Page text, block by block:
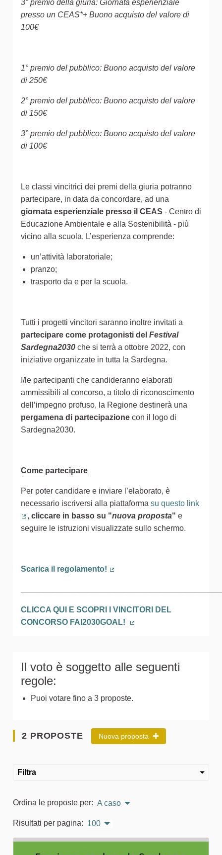
3° premio della giuria: Giornata esperienziale
presso un CEAS*+ Buono acquisto del valore di
100€
1° premio del pubblico: Buono acquisto del valore
di 250€
2° premio del pubblico: Buono acquisto del valore
di 150€
3° premio del pubblico: Buono acquisto del valore
di 100€
Le classi vincitrici dei premi della giuria potranno
partecipare, in data da concordare, ad una
giornata esperienziale presso il CEAS - Centro di
Educazione Ambientale e alla Sostenibilità - più
vicino alla scuola. L’esperienza comprende:
un’attività laboratoriale;
pranzo;
trasporto da e per la scuola.
Tutti i progetti vincitori saranno inoltre invitati a
partecipare come protagonisti del Festival
Sardegna2030 che si terrà a ottobre 2022, con
iniziative organizzate in tutta la Sardegna.
I/le partecipanti che candideranno elaborati
ammissibili al concorso, a titolo di riconoscimento
dell’impegno profuso, la Regione destinerà una
pergamena di partecipazione con il logo di
Sardegna2030.
Come partecipare
Per poter candidare e inviare l’elaborato, è
necessario iscriversi alla piattaforma su questo link
(Collegamento esterno)
, cliccare in basso su "nuova proposta" e
seguire le istruzioni visualizzate sullo schermo.
Scarica il regolamento!
CLICCA QUI E SCOPRI I VINCITORI DEL
CONCORSO FAI2030GOAL!
Il voto è soggetto alle seguenti
regole:
Puoi votare fino a 3 proposte.
2 PROPOSTE Nuova proposta
Filtra
Ordina le proposte per: A caso
Risultati per pagina: 100